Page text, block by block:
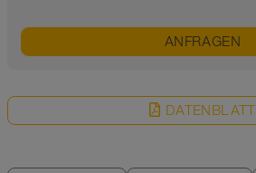
ANFRAGEN
DATENBLATT